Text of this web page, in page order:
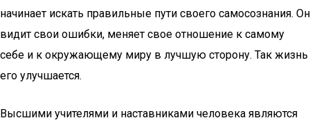
начинает искать правильные пути своего самосознания. Он
видит свои ошибки, меняет свое отношение к самому
себе и к окружающему миру в лучшую сторону. Так жизнь
его улучшается.
Высшими учителями и наставниками человека являются